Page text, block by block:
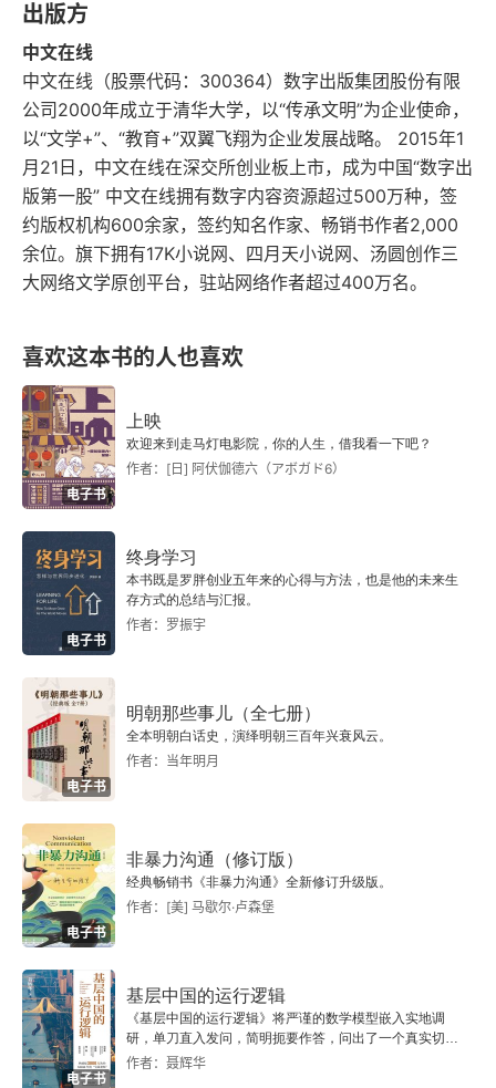
老人的味道
秦征素描
积累和积墨
大干部的“大”
巴老是金
无冕之王
杨丽萍“映象”
树精
编辑何以为“大”
美国的中国作家之家
幽默冰凌
不掩藏自己的疯狂
越南人的性格
日本的地震性格
日本的行走作家
泰国“李屁”
爵士的婚礼
出版方
中文在线
中文在线（股票代码：300364）数字出版集团股份有限
公司2000年成立于清华大学，以“传承文明”为企业使命，
以“文学+”、“教育+”双翼飞翔为企业发展战略。 2015年1
月21日，中文在线在深交所创业板上市，成为中国“数字出
版第一股” 中文在线拥有数字内容资源超过500万种，签
约版权机构600余家，签约知名作家、畅销书作者2,000
余位。旗下拥有17K小说网、四月天小说网、汤圆创作三
大网络文学原创平台，驻站网络作者超过400万名。
喜欢这本书的人也喜欢
电子书
上映
欢迎来到走马灯电影院，你的人生，借我看一下吧？
作者：[日] 阿伏伽德六（アボガド6）
电子书
终身学习
本书既是罗胖创业五年来的心得与方法，也是他的未来生
存方式的总结与汇报。
作者：罗振宇
电子书
明朝那些事儿（全七册）
全本明朝白话史，演绎明朝三百年兴衰风云。
作者：当年明月
电子书
非暴力沟通（修订版）
经典畅销书《非暴力沟通》全新修订升级版。
作者：[美] 马歇尔·卢森堡
电子书
基层中国的运行逻辑
《基层中国的运行逻辑》将严谨的数学模型嵌入实地调
研，单刀直入发问，简明扼要作答，问出了一个真实切近
的基层中国。
作者：聂辉华